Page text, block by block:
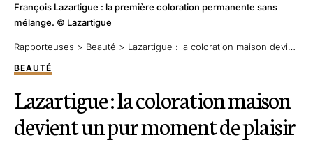
François Lazartigue : la première coloration permanente sans
mélange. © Lazartigue
Rapporteuses > Beauté > Lazartigue : la coloration maison devient un pur moment de plaisir
BEAUTÉ
Lazartigue : la coloration maison
devient un pur moment de plaisir